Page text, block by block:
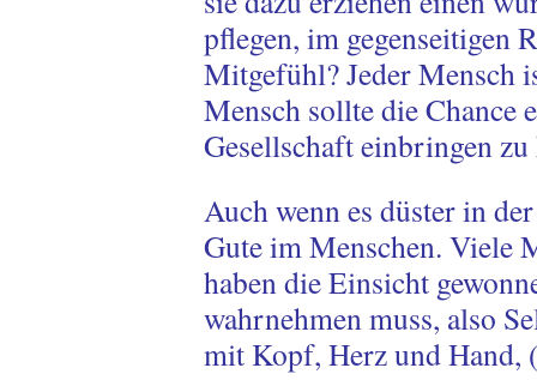
pflegen, im gegenseitigen
Mitgefühl? Jeder Mensch
Mensch sollte die Chance
Gesellschaft einbringen
Auch wenn es düster in
Gute im Menschen. Viele
haben die Einsicht
wahrnehmen muss, also
mit Kopf, Herz und Hand,